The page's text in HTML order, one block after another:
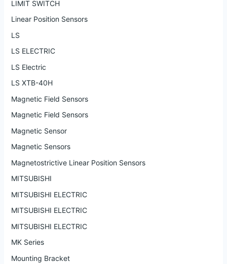
LIMIT SWITCH
Linear Position Sensors
LS
LS ELECTRIC
LS Electric
LS XTB-40H
Magnetic Field Sensors
Magnetic Field Sensors
Magnetic Sensor
Magnetic Sensors
Magnetostrictive Linear Position Sensors
MITSUBISHI
MITSUBISHI ELECTRIC
MITSUBISHI ELECTRIC
MITSUBISHI ELECTRIC
MK Series
Mounting Bracket